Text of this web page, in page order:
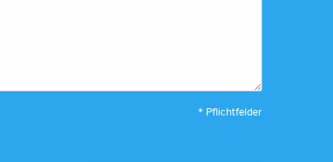
* Pflichtfelder